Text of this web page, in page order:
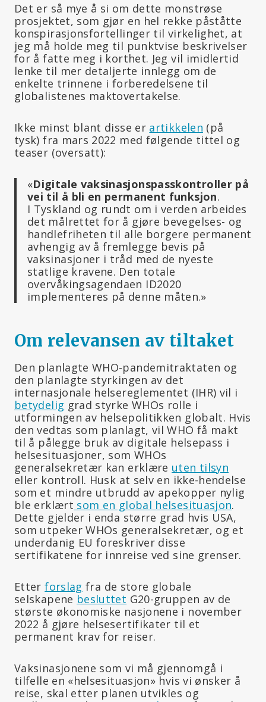
Det er så mye å si om dette monstrøse
prosjektet, som gjør en hel rekke påståtte
konspirasjonsfortellinger til virkelighet, at
jeg må holde meg til punktvise beskrivelser
for å fatte meg i korthet. Jeg vil imidlertid
lenke til mer detaljerte innlegg om de
enkelte trinnene i forberedelsene til
globalistenes maktovertakelse.
Ikke minst blant disse er artikkelen (på
tysk) fra mars 2022 med følgende tittel og
teaser (oversatt):
«Digitale vaksinasjonspasskontroller på
vei til å bli en permanent funksjon.
I Tyskland og rundt om i verden arbeides
det målrettet for å gjøre bevegelses- og
handlefriheten til alle borgere permanent
avhengig av å fremlegge bevis på
vaksinasjoner i tråd med de nyeste
statlige kravene. Den totale
overvåkingsagendaen ID2020
implementeres på denne måten.»
Om relevansen av tiltaket
Den planlagte WHO-pandemitraktaten og
den planlagte styrkingen av det
internasjonale helsereglementet (IHR) vil i
betydelig grad styrke WHOs rolle i
utformingen av helsepolitikken globalt. Hvis
den vedtas som planlagt, vil WHO få makt
til å pålegge bruk av digitale helsepass i
helsesituasjoner, som WHOs
generalsekretær kan erklære uten tilsyn
eller kontroll. Husk at selv en ikke-hendelse
som et mindre utbrudd av apekopper nylig
ble erklært som en global helsesituasjon.
Dette gjelder i enda større grad hvis USA,
som utpeker WHOs generalsekretær, og et
underdanig EU foreskriver disse
sertifikatene for innreise ved sine grenser.
Etterforslag fra de store globale
selskapene besluttet G20-gruppen av de
største økonomiske nasjonene i november
2022 å gjøre helsesertifikater til et
permanent krav for reiser.
Vaksinasjonene som vi må gjennomgå i
tilfelle en «helsesituasjon» hvis vi ønsker å
reise, skal etter planen utvikles og